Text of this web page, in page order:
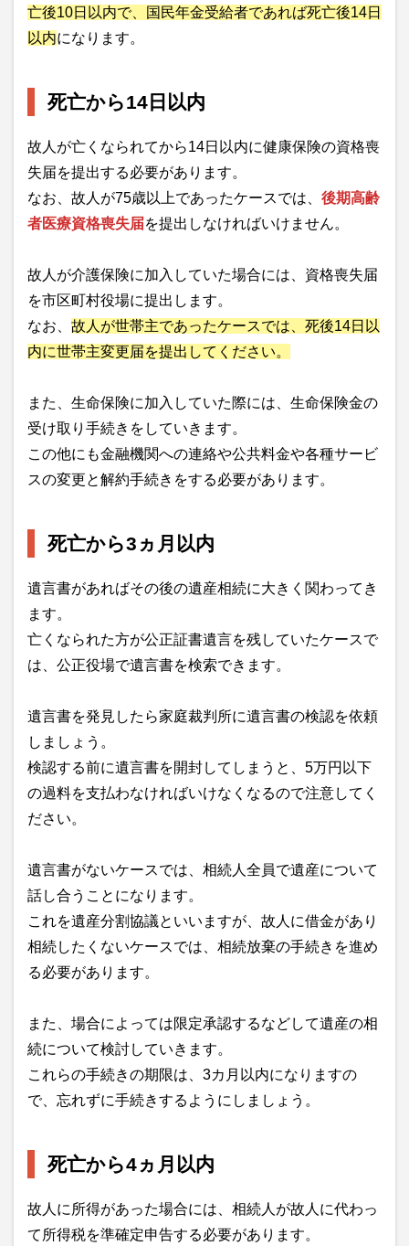
亡後10日以内で、国民年金受給者であれば死亡後14日
以内になります。
死亡から14日以内
故人が亡くなられてから14日以内に健康保険の資格喪
失届を提出する必要があります。
なお、故人が75歳以上であったケースでは、 後期高齢
者医療資格喪失届を提出しなければいけません。
故人が介護保険に加入していた場合には、資格喪失届
を市区町村役場に提出します。
なお、 故人が世帯主であったケースでは、死後14日以
内に世帯主変更届を提出してください。
また、生命保険に加入していた際には、生命保険金の
受け取り手続きをしていきます。
この他にも金融機関への連絡や公共料金や各種サービ
スの変更と解約手続きをする必要があります。
死亡から3ヵ月以内
遺言書があればその後の遺産相続に大きく関わってき
ます。
亡くなられた方が公正証書遺言を残していたケースで
は、公正役場で遺言書を検索できます。
遺言書を発見したら家庭裁判所に遺言書の検認を依頼
しましょう。
検認する前に遺言書を開封してしまうと、5万円以下
の過料を支払わなければいけなくなるので注意してく
ださい。
遺言書がないケースでは、相続人全員で遺産について
話し合うことになります。
これを遺産分割協議といいますが、故人に借金があり
相続したくないケースでは、相続放棄の手続きを進め
る必要があります。
また、場合によっては限定承認するなどして遺産の相
続について検討していきます。
これらの手続きの期限は、3カ月以内になりますの
で、忘れずに手続きするようにしましょう。
死亡から4ヵ月以内
故人に所得があった場合には、相続人が故人に代わっ
て所得税を準確定申告する必要があります。